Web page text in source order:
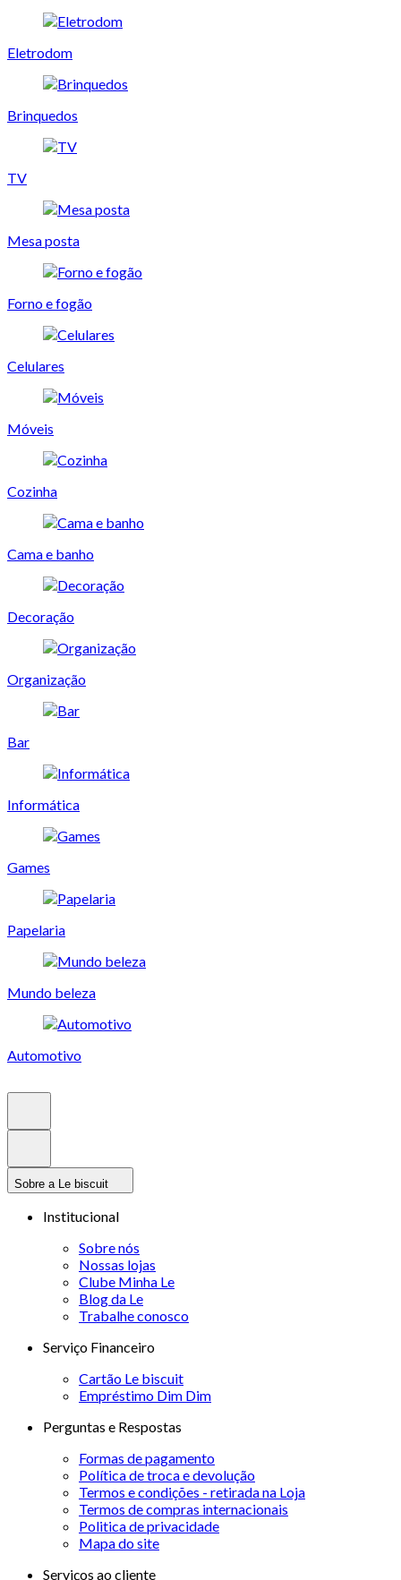
Eletrodom
Brinquedos
TV
Mesa posta
Forno e fogão
Celulares
Móveis
Cozinha
Cama e banho
Decoração
Organização
Bar
Informática
Games
Papelaria
Mundo beleza
Automotivo
Sobre a Le biscuit
Institucional
Sobre nós
Nossas lojas
Clube Minha Le
Blog da Le
Trabalhe conosco
Serviço Financeiro
Cartão Le biscuit
Empréstimo Dim Dim
Perguntas e Respostas
Formas de pagamento
Política de troca e devolução
Termos e condições - retirada na Loja
Termos de compras internacionais
Politica de privacidade
Mapa do site
Serviços ao cliente